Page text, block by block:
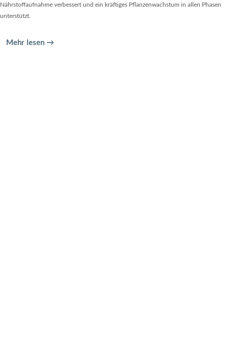
Nährstoffaufnahme verbessert und ein kräftiges Pflanzenwachstum in allen Phasen
unterstützt.
Mehr lesen →